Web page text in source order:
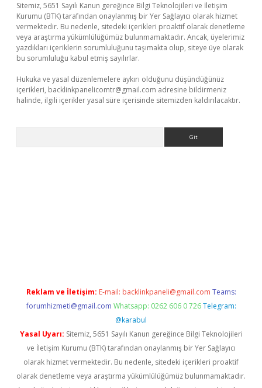
Sitemiz, 5651 Sayılı Kanun gereğince Bilgi Teknolojileri ve İletişim
Kurumu (BTK) tarafından onaylanmış bir Yer Sağlayıcı olarak hizmet
vermektedir. Bu nedenle, sitedeki içerikleri proaktif olarak denetleme
veya araştırma yükümlülüğümüz bulunmamaktadır. Ancak, üyelerimiz
yazdıkları içeriklerin sorumluluğunu taşımakta olup, siteye üye olarak
bu sorumluluğu kabul etmiş sayılırlar.
Hukuka ve yasal düzenlemelere aykırı olduğunu düşündüğünüz
içerikleri, backlinkpanelicomtr@gmail.com adresine bildirmeniz
halinde, ilgili içerikler yasal süre içerisinde sitemizden kaldırılacaktır.
Reklam ve İletişim: E-mail: backlinkpaneli@gmail.com Teams:
forumhizmeti@gmail.com Whatsapp: 0262 606 0 726 Telegram:
@karabul
Yasal Uyarı: Sitemiz, 5651 Sayılı Kanun gereğince Bilgi Teknolojileri
ve İletişim Kurumu (BTK) tarafından onaylanmış bir Yer Sağlayıcı
olarak hizmet vermektedir. Bu nedenle, sitedeki içerikleri proaktif
olarak denetleme veya araştırma yükümlülüğümüz bulunmamaktadır.